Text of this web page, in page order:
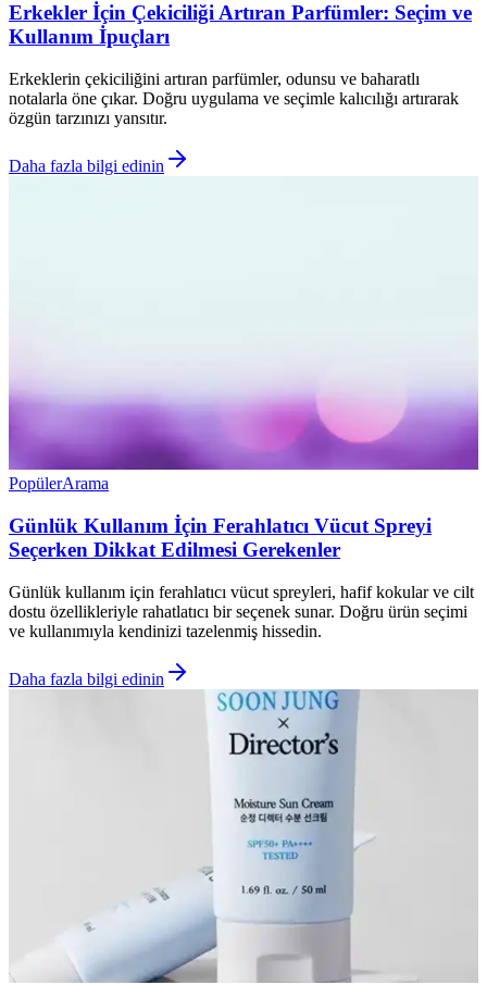
Erkekler İçin Çekiciliği Artıran Parfümler: Seçim ve
Kullanım İpuçları
Erkeklerin çekiciliğini artıran parfümler, odunsu ve baharatlı
notalarla öne çıkar. Doğru uygulama ve seçimle kalıcılığı artırarak
özgün tarzınızı yansıtır.
Daha fazla bilgi edinin
PopülerArama
Günlük Kullanım İçin Ferahlatıcı Vücut Spreyi
Seçerken Dikkat Edilmesi Gerekenler
Günlük kullanım için ferahlatıcı vücut spreyleri, hafif kokular ve cilt
dostu özellikleriyle rahatlatıcı bir seçenek sunar. Doğru ürün seçimi
ve kullanımıyla kendinizi tazelenmiş hissedin.
Daha fazla bilgi edinin